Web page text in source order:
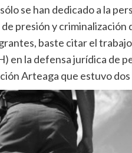
se han dedicado a la
presión y
baste citar el
en la defensa jurídica de
Arteaga que estuvo